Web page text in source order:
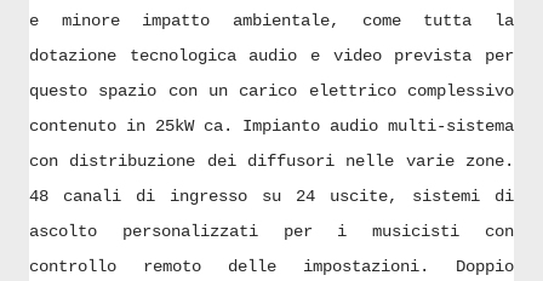
e minore impatto ambientale, come tutta la
dotazione tecnologica audio e video prevista per
questo spazio con un carico elettrico complessivo
contenuto in 25kW ca. Impianto audio multi-sistema
con distribuzione dei diffusori nelle varie zone.
48 canali di ingresso su 24 uscite, sistemi di
ascolto personalizzati per i musicisti con
controllo remoto delle impostazioni. Doppio